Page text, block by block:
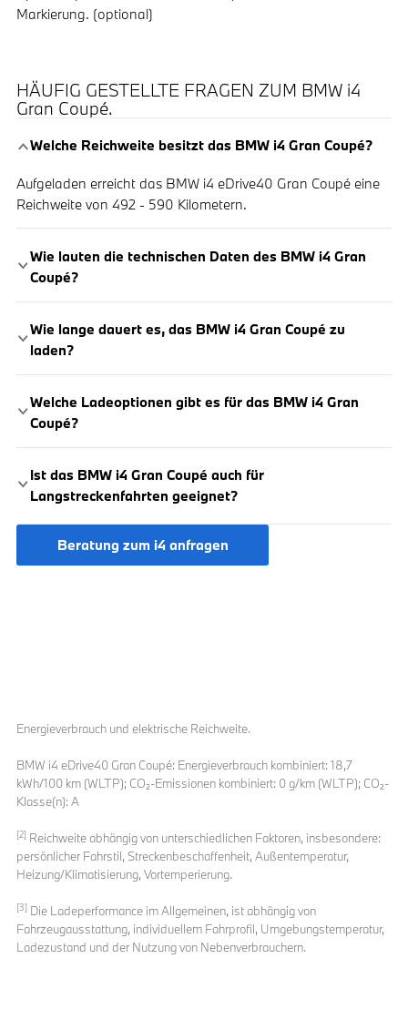
Markierung. (optional)
HÄUFIG GESTELLTE FRAGEN ZUM BMW i4
Gran Coupé.
Welche Reichweite besitzt das BMW i4 Gran Coupé?
Aufgeladen erreicht das BMW i4 eDrive40 Gran Coupé eine
Reichweite von 492 - 590 Kilometern.
Wie lauten die technischen Daten des BMW i4 Gran
Coupé?
Wie lange dauert es, das BMW i4 Gran Coupé zu
laden?
Welche Ladeoptionen gibt es für das BMW i4 Gran
Coupé?
Ist das BMW i4 Gran Coupé auch für
Langstreckenfahrten geeignet?
Kurz- und Langstreckenfahrten kein Problem für das BMW i4
Beratung zum i4 anfragen
Energieverbrauch und elektrische Reichweite.
BMW i4 eDrive40 Gran Coupé: Energieverbrauch kombiniert: 18,7
kWh/100 km (WLTP); CO₂-Emissionen kombiniert: 0 g/km (WLTP); CO₂-
Klasse(n): A
[2] Reichweite abhängig von unterschiedlichen Faktoren, insbesondere:
persönlicher Fahrstil, Streckenbeschaffenheit, Außentemperatur,
Heizung/Klimatisierung, Vortemperierung.
[3] Die Ladeperformance im Allgemeinen, ist abhängig von
Fahrzeugausstattung, individuellem Fahrprofil, Umgebungstemperatur,
Ladezustand und der Nutzung von Nebenverbrauchern.